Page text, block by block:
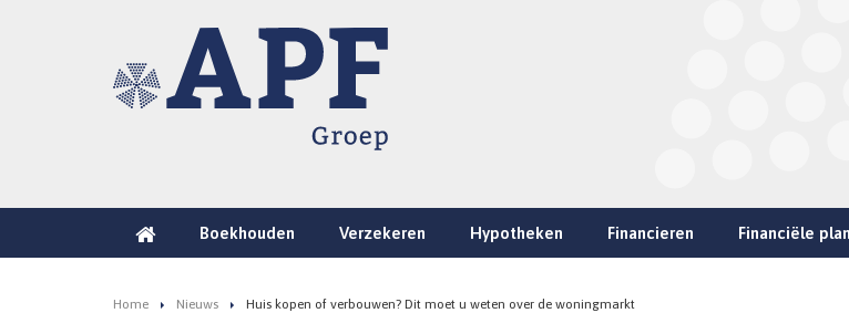
Boekhouden Verzekeren Hypotheken Financieren Financiële
Home Nieuws Huis kopen of verbouwen? Dit moet u weten over de woningmarkt